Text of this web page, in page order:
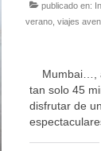
publicado en:
verano, viajes
Mumbai…,
tan solo 45
disfrutar de